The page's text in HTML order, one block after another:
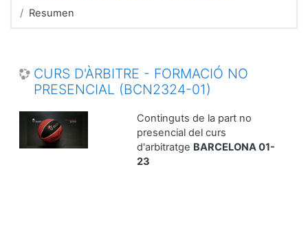
Resumen
CURS D'ÀRBITRE - FORMACIÓ NO
PRESENCIAL (BCN2324-01)
Continguts de la part no
presencial del curs
d'arbitratge BARCELONA 01-
23